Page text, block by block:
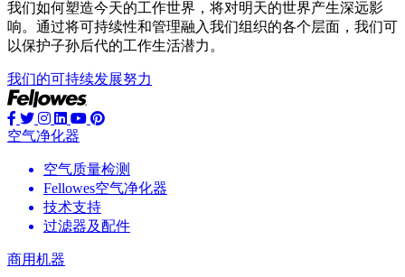
我们如何塑造今天的工作世界，将对明天的世界产生深远影
响。通过将可持续性和管理融入我们组织的各个层面，我们可
以保护子孙后代的工作生活潜力。
我们的可持续发展努力
空气净化器
空气质量检测
Fellowes空气净化器
技术支持
过滤器及配件
商用机器